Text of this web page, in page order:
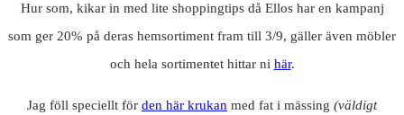
Hur som, kikar in med lite shoppingtips då Ellos har en kampanj
som ger 20% på deras hemsortiment fram till 3/9, gäller även möbler
och hela sortimentet hittar ni här.
Jag föll speciellt för den här krukan med fat i mässing (väldigt